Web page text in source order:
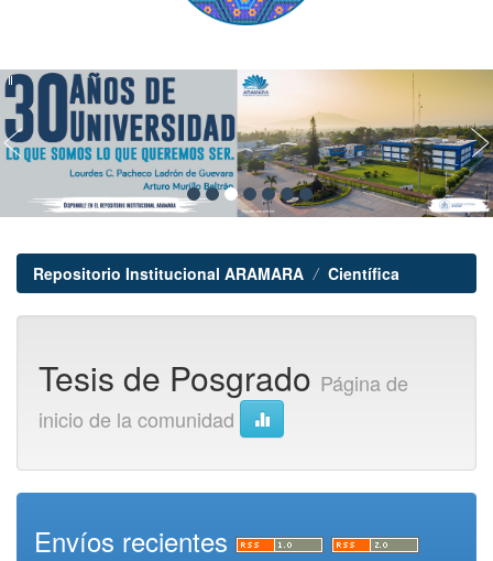
Repositorio Institucional ARAMARA Científica
Tesis de Posgrado Página de
inicio de la comunidad
Envíos recientes